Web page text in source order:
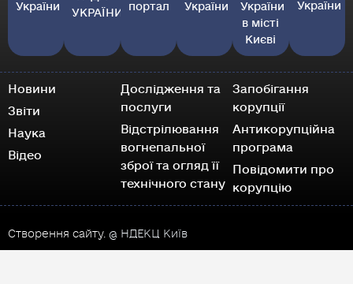
України
УКРАЇНИ
портал
України
України
в місті
Києві
України
Новини
Звіти
Наука
Відео
Дослідження та
послуги
Відстрілювання
вогнепальної
зброї та огляд її
технічного стану
Запобігання
корупції
Антикорупційна
програма
Повідомити про
корупцію
Створення сайту. @ НДЕКЦ Київ